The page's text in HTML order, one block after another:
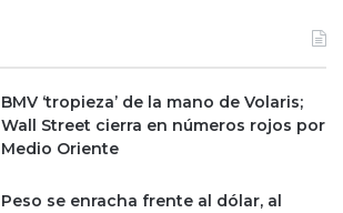
BMV ‘tropieza’ de la mano de Volaris;
Wall Street cierra en números rojos por
Medio Oriente
Peso se enracha frente al dólar, al